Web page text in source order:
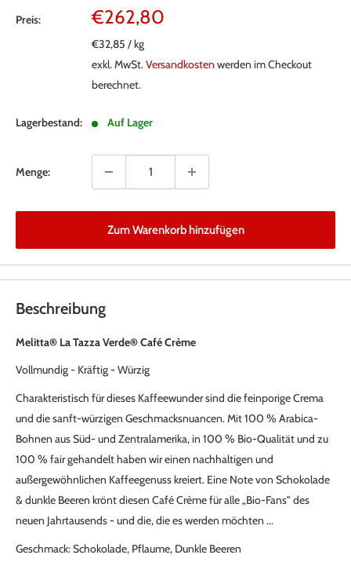
Preis: Sonderpreis
€262,80
€32,85 /kg
exkl. MwSt. Versandkosten werden im Checkout
berechnet.
Lagerbestand: Auf Lager
Menge:
Zum Warenkorb hinzufügen
Beschreibung
Melitta® La Tazza Verde® Café Crème
Vollmundig - Kräftig - Würzig
Charakteristisch für dieses Kaffeewunder sind die feinporige Crema
und die sanft-würzigen Geschmacksnuancen. Mit 100 % Arabica-
Bohnen aus Süd- und Zentralamerika, in 100 % Bio-Qualität und zu
100 % fair gehandelt haben wir einen nachhaltigen und
außergewöhnlichen Kaffeegenuss kreiert. Eine Note von Schokolade
& dunkle Beeren krönt diesen Café Crème für alle „Bio-Fans" des
neuen Jahrtausends - und die, die es werden möchten ...
Geschmack: Schokolade, Pflaume, Dunkle Beeren